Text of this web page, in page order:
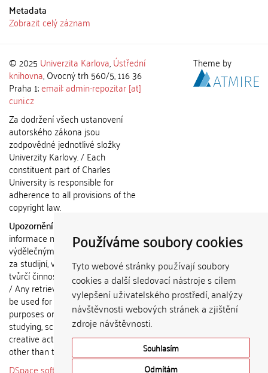
Používáme soubory cookies
Tyto webové stránky používají soubory
cookies a další sledovací nástroje s cílem
vylepšení uživatelského prostředí, analýzy
návštěvnosti webových stránek a zjištění
zdroje návštěvnosti.
Souhlasím
Odmítám
Metadata
Zobrazit celý záznam
© 2025 Univerzita Karlova,Ústřední
knihovna, Ovocný trh 560/5, 116 36
Praha 1;email: admin-repozitar [at]
cuni.cz
Za dodržení všech ustanovení
autorského zákona jsou
zodpovědné jednotlivé složky
Univerzity Karlovy. / Each
constituent part of Charles
University is responsible for
adherence to all provisions of the
copyright law.
Upozornění / Notice:
informace nemohou být použity k
výdělečným účelům nebo vydávány
za studijní, vědeckou nebo jinou
tvůrčí činnost jiné osoby než autora.
/ Any retrieved information shall not
be used for any commercial
purposes or claimed as results of
studying, scientific or any other
creative activities of any person
other than the author.
DSpace software
copyright © 2002-
Theme by